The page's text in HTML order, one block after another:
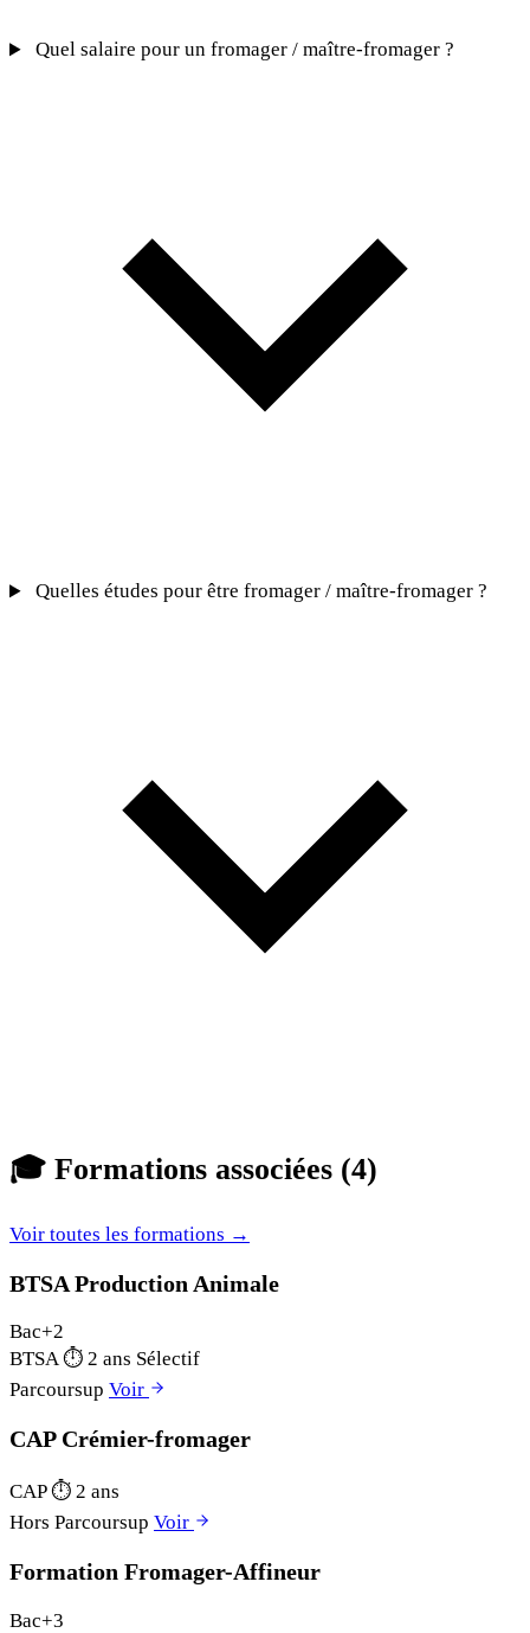
Quel salaire pour un fromager / maître-fromager ?
Quelles études pour être fromager / maître-fromager ?
🎓 Formations associées (4)
Voir toutes les formations →
BTSA Production Animale
Bac+2
BTSA ⏱ 2 ans Sélectif
Parcoursup Voir
CAP Crémier-fromager
CAP ⏱ 2 ans
Hors Parcoursup Voir
Formation Fromager-Affineur
Bac+3